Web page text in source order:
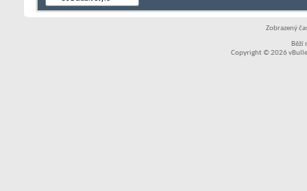
Zobrazený
Běží
Copyright © 2026